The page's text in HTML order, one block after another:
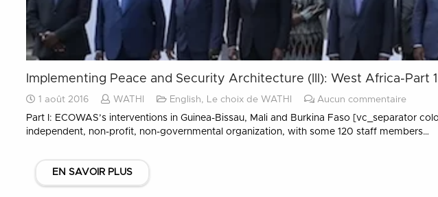
Implementing Peace and Security Architecture (III): West Africa-Part 1
1 août 2016 WATHI English, Le choix de WATHI
Aucun commentaire
Part I: ECOWAS’s interventions in Guinea-Bissau, Mali and Burkina Faso [vc_separator
independent, non-profit, non-governmental organization, with some 120 staff members…
EN SAVOIR PLUS